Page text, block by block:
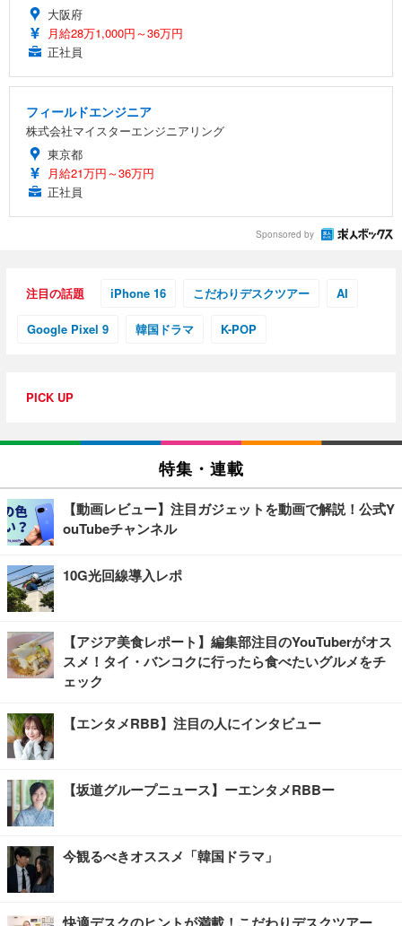
大阪府
月給28万1,000円～36万円
正社員
フィールドエンジニア
株式会社マイスターエンジニアリング
東京都
月給21万円～36万円
正社員
Sponsored by
注目の話題 iPhone 16 こだわりデスクツアー AI
Google Pixel 9 韓国ドラマ K-POP
PICK UP
特集・連載
【動画レビュー】注目ガジェットを動画で解説！公式Y
ouTubeチャンネル
10G光回線導入レポ
【アジア美食レポート】編集部注目のYouTuberがオス
スメ！タイ・バンコクに行ったら食べたいグルメをチ
ェック
【エンタメRBB】注目の人にインタビュー
【坂道グループニュース】ーエンタメRBBー
今観るべきオススメ「韓国ドラマ」